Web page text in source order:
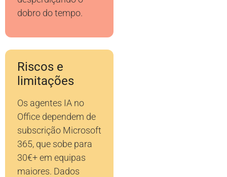
dobro do tempo.
Riscos e
limitações
Os agentes IA no
Office dependem de
subscrição Microsoft
365, que sobe para
30€+ em equipas
maiores. Dados